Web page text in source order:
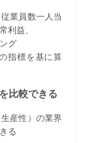
業員数一人当
利益、
グ
指標を基に算
比較できる
産性）の業界
る